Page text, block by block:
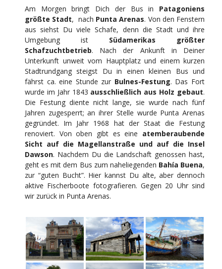
Am Morgen bringt Dich der Bus in Patagoniens
größte Stadt, nach Punta Arenas. Von den Fenstern
aus siehst Du viele Schafe, denn die Stadt und ihre
Umgebung ist Südamerikas größter
Schafzuchtbetrieb. Nach der Ankunft in Deiner
Unterkunft unweit vom Hauptplatz und einem kurzen
Stadtrundgang steigst Du in einen kleinen Bus und
fährst ca. eine Stunde zur Bulnes-Festung. Das Fort
wurde im Jahr 1843 ausschließlich aus Holz gebaut.
Die Festung diente nicht lange, sie wurde nach fünf
Jahren zugesperrt; an ihrer Stelle wurde Punta Arenas
gegründet. Im Jahr 1968 hat der Staat die Festung
renoviert. Von oben gibt es eine atemberaubende
Sicht auf die Magellanstraße und auf die Insel
Dawson. Nachdem Du die Landschaft genossen hast,
geht es mit dem Bus zum naheliegenden Bahía Buena,
zur “guten Bucht”. Hier kannst Du alte, aber dennoch
aktive Fischerboote fotografieren. Gegen 20 Uhr sind
wir zurück in Punta Arenas.